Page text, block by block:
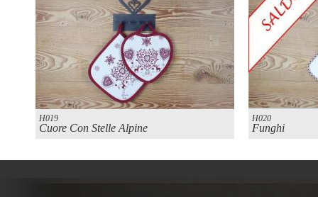
H019
Cuore Con Stelle Alpine
H020
Funghi